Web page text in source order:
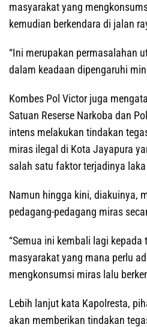
masyarakat yang
kemudian berkendara di jalan
“Ini merupakan permasalahan
dalam keadaan dipengaruhi
Kombes Pol Victor juga
Satuan Reserse Narkoba dan
intens melakukan tindakan
miras ilegal di Kota Jayapura
salah satu faktor terjadinya
Namun hingga kini, diakuinya,
pedagang-pedagang miras
“Semua ini kembali lagi kepada
masyarakat yang mana perlu
mengkonsumsi miras lalu
Lebih lanjut kata Kapolresta,
akan memberikan tindakan